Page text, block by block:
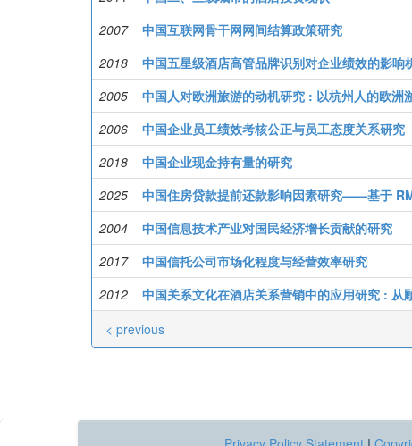
2007
中国互联网骨干网网间结算政策研究
2018
中国五星级酒店高管品牌识别对企业绩效的影响
2005
中国人对欧洲旅游的动机研究 : 以杭州人的欧洲
2006
中国企业员工绩效考核公正与员工态度关系研究
2018
中国企业现金持有量的研究
2025
中国住房贷款提前还款影响因素研究——基于
2004
中国信息技术产业对国民经济增长贡献的研究
2017
中国信托公司市场化程度与经营效率研究
2012
中国关系文化在酒店关系营销中的应用研究 : 从
< previous